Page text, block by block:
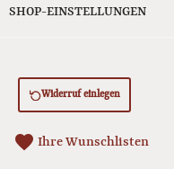
SHOP-EINSTELLUNGEN
Widerruf einlegen
favorite Ihre Wunschlisten